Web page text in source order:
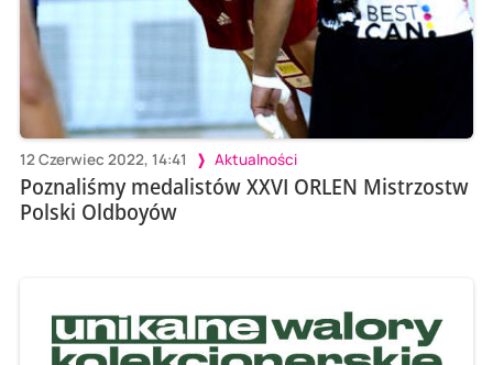
12 Czerwiec 2022, 14:41 Aktualności
Poznaliśmy medalistów XXVI ORLEN Mistrzostw
Polski Oldboyów